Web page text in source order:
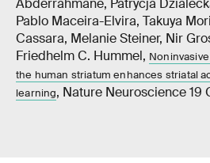
Abderrahmane, Patrycja
Pablo Maceira-Elvira, Takuya
Cassara, Melanie Steiner, Nir
Friedhelm C. Hummel,
the human striatum enhances striatal
learning, Nature Neuroscience 19